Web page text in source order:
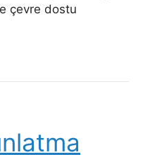
çevre dostu